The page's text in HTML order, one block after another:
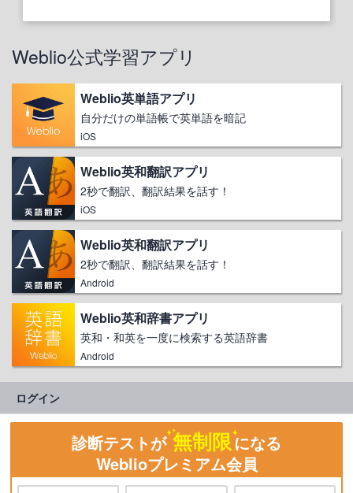
Weblio公式学習アプリ
Weblio英単語アプリ
自分だけの単語帳で英単語を暗記
iOS
Weblio英和翻訳アプリ
2秒で翻訳、翻訳結果を話す！
iOS
Weblio英和翻訳アプリ
2秒で翻訳、翻訳結果を話す！
Android
Weblio英和辞書アプリ
英和・和英を一度に検索する英語辞書
Android
ログイン
診断テストが 無制限になる
Weblioプレミアム会員